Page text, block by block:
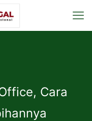
Cara